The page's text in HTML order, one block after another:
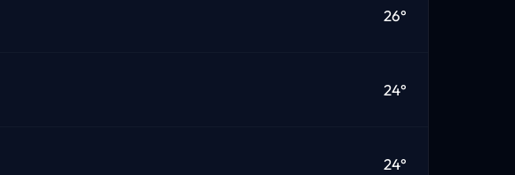
26°
24°
24°